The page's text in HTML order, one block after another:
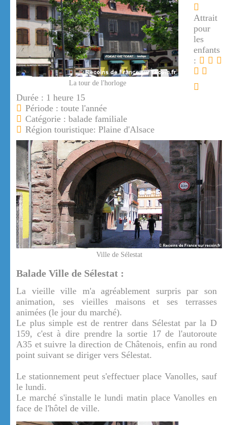
La tour de l'horloge
Attrait
pour
les
enfants
:
Durée : 1 heure 15
Période : toute l'année
Catégorie : balade familiale
Région touristique: Plaine d'Alsace
Ville de Sélestat
Balade Ville de Sélestat :
La vieille ville m'a agréablement surpris par son
animation, ses vieilles maisons et ses terrasses
animées (le jour du marché).
Le plus simple est de rentrer dans Sélestat par la D
159, c'est à dire prendre la sortie 17 de l'autoroute
A35 et suivre la direction de Châtenois, enfin au rond
point suivant se diriger vers Sélestat.
Le stationnement peut s'effectuer place Vanolles, sauf
le lundi.
Le marché s'installe le lundi matin place Vanolles en
face de l'hôtel de ville.